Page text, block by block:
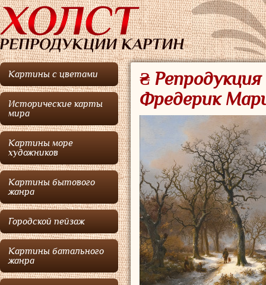
Картины с цветами
Исторические карты
мира
Картины море
художников
Картины бытового
жанра
Городской пейзаж
Картины батального
жанра
₴
Фредерик